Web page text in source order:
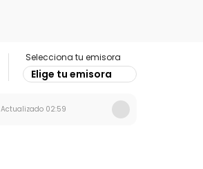
Selecciona tu emisora
Elige tu emisora
Actualizado 02:59